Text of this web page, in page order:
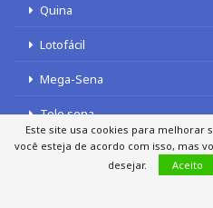
Quina
Lotofácil
Mega-Sena
Tele sena
Este site usa cookies para melhorar
você esteja de acordo com isso, mas
desejar.
Aceito